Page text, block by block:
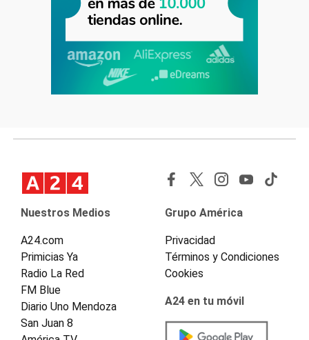
Nuestros Medios
A24.com
Primicias Ya
Radio La Red
FM Blue
Diario Uno Mendoza
San Juan 8
Grupo América
Privacidad
Términos y Condiciones
Cookies
A24 en tu móvil